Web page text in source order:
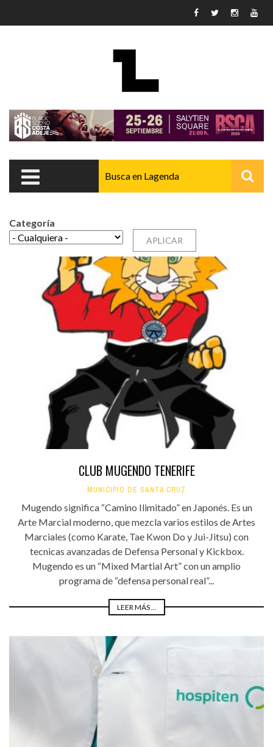
Categoría
CLUB MUGENDO TENERIFE
MUNICIPIO DE SANTA CRUZ
Mugendo significa “Camino Ilimitado” en Japonés. Es un
Arte Marcial moderno, que mezcla varios estilos de Artes
Marciales (como Karate, Tae Kwon Do y Jui-Jitsu) con
tecnicas avanzadas de Defensa Personal y Kickbox.
Mugendo es un “Mixed Martial Art” con un amplio
programa de “defensa personal real”...
LEER MÁS ...